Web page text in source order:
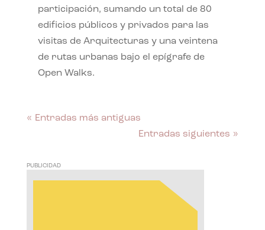
participación, sumando un total de 80
edificios públicos y privados para las
visitas de Arquitecturas y una veintena
de rutas urbanas bajo el epígrafe de
Open Walks.
« Entradas más antiguas
Entradas siguientes »
PUBLICIDAD